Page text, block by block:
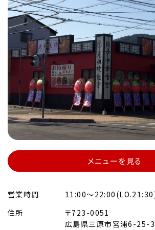
メニューを見る
営業時間
11:00～
住所
〒723-0051
広島県三原市宮浦6-25-